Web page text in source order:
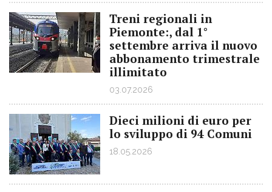
Treni regionali in
Piemonte:, dal 1°
settembre arriva il nuovo
abbonamento trimestrale
illimitato
03.07.2026
Dieci milioni di euro per
lo sviluppo di 94 Comuni
18.05.2026